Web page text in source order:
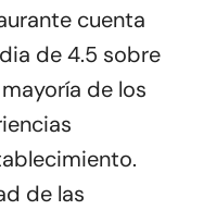
cuenta
de 4.5 sobre
de los
de las